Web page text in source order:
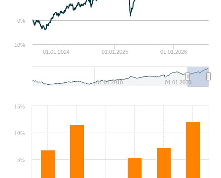
01.01.2024 01.01.2025 01.01.2026
01.01.2010 01.01.2020
-10%
0%
5%
10%
15%